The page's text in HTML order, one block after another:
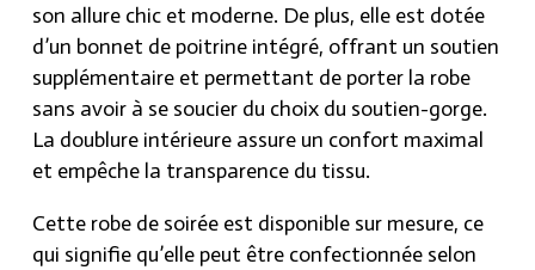
son allure chic et moderne. De plus, elle est dotée
d’un bonnet de poitrine intégré, offrant un soutien
supplémentaire et permettant de porter la robe
sans avoir à se soucier du choix du soutien-gorge.
La doublure intérieure assure un confort maximal
et empêche la transparence du tissu.
Cette robe de soirée est disponible sur mesure, ce
qui signifie qu’elle peut être confectionnée selon